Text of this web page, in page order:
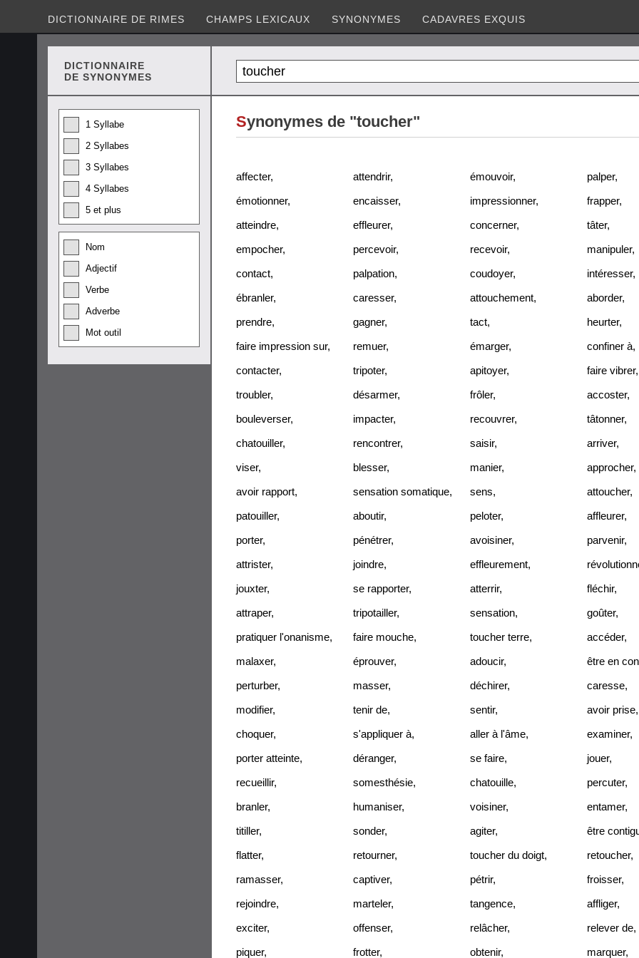
DICTIONNAIRE DE RIMES CHAMPS LEXICAUX SYNONYMES CADAVRES EXQUIS
DICTIONNAIRE
DE SYNONYMES
1 Syllabe
2 Syllabes
3 Syllabes
4 Syllabes
5 et plus
Nom
Adjectif
Verbe
Adverbe
Mot outil
Synonymes de "toucher"
affecter, attendrir, émouvoir, palper,
émotionner, encaisser, impressionner, frapper,
atteindre, effleurer, concerner, tâter,
empocher, percevoir, recevoir, manipuler,
contact, palpation, coudoyer, intéresser,
ébranler, caresser, attouchement, aborder,
prendre, gagner, tact, heurter,
faire impression sur, remuer, émarger, confiner à,
contacter, tripoter, apitoyer, faire vibrer,
troubler, désarmer, frôler, accoster,
bouleverser, impacter, recouvrer, tâtonner,
chatouiller, rencontrer, saisir, arriver,
viser, blesser, manier, approcher,
avoir rapport, sensation somatique, sens, attoucher,
patouiller, aboutir, peloter, affleurer,
porter, pénétrer, avoisiner, parvenir,
attrister, joindre, effleurement,
jouxter, se rapporter, atterrir, fléchir,
attraper, tripotailler, sensation, goûter,
pratiquer l'onanisme, faire mouche, toucher terre, accéder,
malaxer, éprouver, adoucir,
être en
perturber, masser, déchirer, caresse,
modifier, tenir de, sentir, avoir prise,
choquer, s'appliquer à, aller à l'âme, examiner,
porter atteinte, déranger, se faire, jouer,
recueillir, somesthésie, chatouille, percuter,
branler, humaniser, voisiner, entamer,
titiller, sonder, agiter,
être
flatter, retourner, toucher du doigt, retoucher,
ramasser, captiver, pétrir, froisser,
rejoindre, marteler, tangence, affliger,
exciter, offenser, relâcher, relever de,
piquer, frotter, obtenir, marquer,